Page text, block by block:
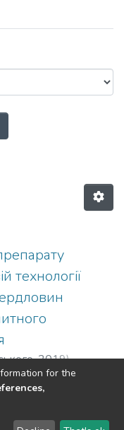
технології
,2019)
Нікіпєлова, О. М.
2026 LYRASIS
for the